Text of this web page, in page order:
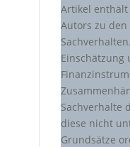
Artikel
Autors zu
Einschätzung
Sachverhalte
diese nicht
Grundsätze